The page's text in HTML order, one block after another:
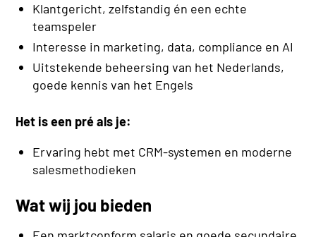
Klantgericht, zelfstandig én een echte
teamspeler
Interesse in marketing, data, compliance en AI
Uitstekende beheersing van het Nederlands,
goede kennis van het Engels
Het is een pré als je:
Ervaring hebt met CRM-systemen en moderne
salesmethodieken
Wat wij jou bieden